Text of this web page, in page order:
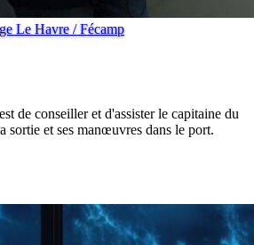
Le Havre / Fécamp
de conseiller et d'assister le capitaine du
sortie et ses manœuvres dans le port.